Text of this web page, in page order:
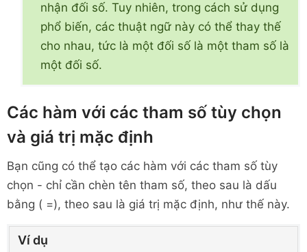
nhận đối số. Tuy nhiên, trong cách sử dụng
phổ biến, các thuật ngữ này có thể thay thế
cho nhau, tức là một đối số là một tham số là
một đối số.
Các hàm với các tham số tùy chọn
và giá trị mặc định
Bạn cũng có thể tạo các hàm với các tham số tùy
chọn - chỉ cần chèn tên tham số, theo sau là dấu
bằng ( =), theo sau là giá trị mặc định, như thế này.
Ví dụ